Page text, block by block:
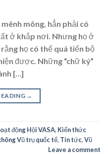
mông, hẳn phải có
ở khắp nơi. Nhưng họ ở
họ có thể quá tiến bộ
được. Những “chữ ký”
[…]
→
động Hội VASA, Kiến thức
Vũ trụ quốc tế, Tin tức,Vũ
Leave a comment